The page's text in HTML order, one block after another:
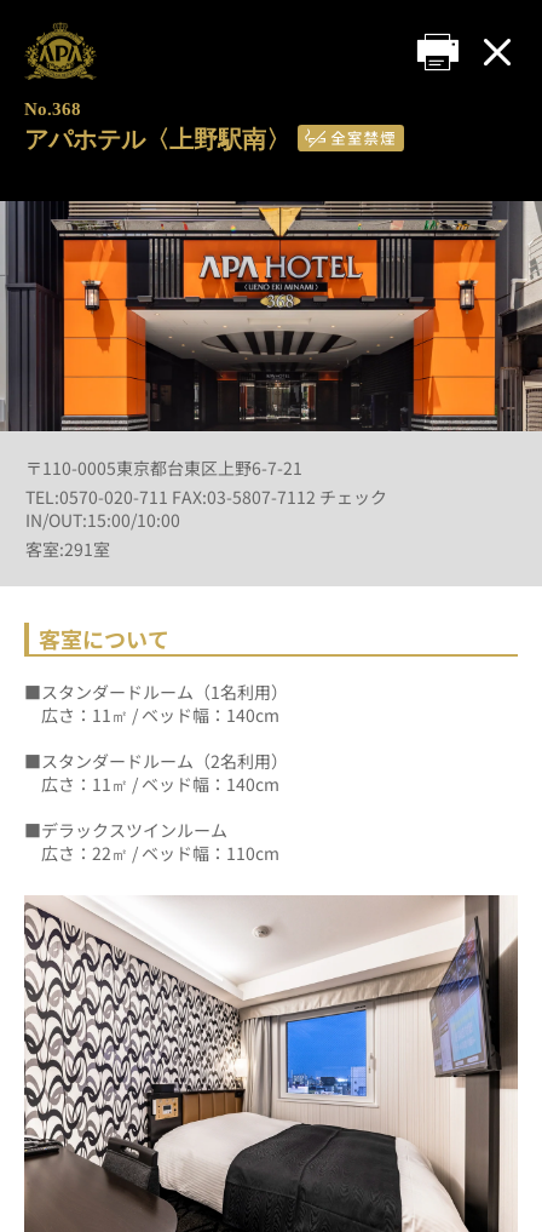
No.368
アパホテル〈上野駅南〉
〒110-0005東京都台東区上野6-7-21
TEL:0570-020-711 FAX:03-5807-7112 チェック
IN/OUT:15:00/10:00
客室:291室
客室について
■スタンダードルーム（1名利用）
広さ：11㎡ / ベッド幅：140cm
■スタンダードルーム（2名利用）
広さ：11㎡ / ベッド幅：140cm
■デラックスツインルーム
広さ：22㎡ / ベッド幅：110cm